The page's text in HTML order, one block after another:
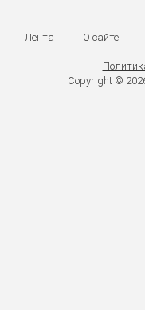
Лента О сайте
Copyright ©